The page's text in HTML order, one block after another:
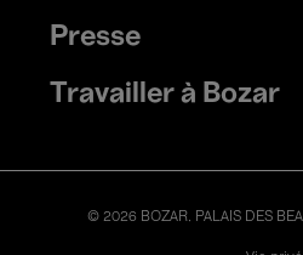
Presse
Travailler à Bozar
© 2026 BOZAR. PALAIS DES